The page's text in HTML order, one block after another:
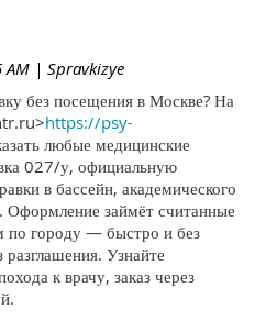
AM | Spravkizye
без посещения в Москве? На
https://psy-
любые медицинские
027/у, официальную
в бассейн, академического
Оформление займёт считанные
по городу — быстро и без
Узнайте
к врачу, заказ через